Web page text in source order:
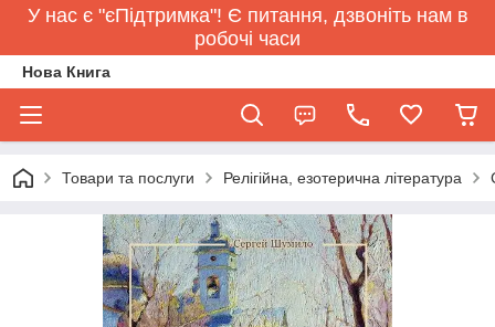
У нас є "єПідтримка"! Є питання, дзвоніть нам в
робочі часи
Нова Книга
Товари та послуги Релігійна, езотерична література